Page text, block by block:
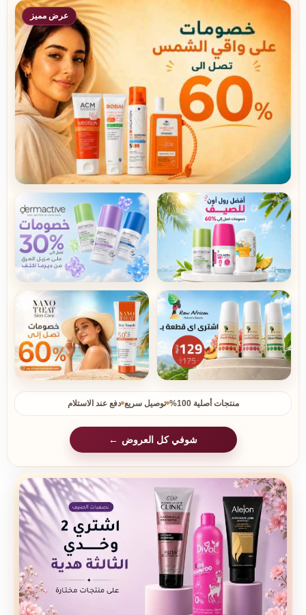
منتجات أصلية 100% توصيل سريع دفع عند الاستلام
شوفي كل العروض